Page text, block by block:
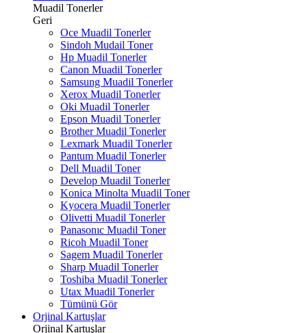
Muadil Tonerler
Geri
Oce Muadil Tonerler
Sindoh Mudail Toner
Hp Muadil Tonerler
Canon Muadil Tonerler
Samsung Muadil Tonerler
Xerox Muadil Tonerler
Oki Muadil Tonerler
Epson Muadil Tonerler
Brother Muadil Tonerler
Lexmark Muadil Tonerler
Pantum Muadil Tonerler
Dell Muadil Toner
Develop Muadil Tonerler
Konica Minolta Muadil Toner
Kyocera Muadil Tonerler
Olivetti Muadil Tonerler
Panasonıc Muadil Toner
Ricoh Muadil Toner
Sagem Muadil Tonerler
Sharp Muadil Tonerler
Toshiba Muadil Tonerler
Utax Muadil Tonerler
Tümünü Gör
Orjinal Kartuşlar
Orjinal Kartuşlar